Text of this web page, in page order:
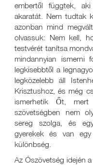
embertől függtek,
akaratát. Nem tudtak
azonban mind
olvassuk: Nem kell,
testvérét tanítsa
mindannyian ismerni
legkisebbtől a
legközelebb áll
Krisztushoz, és még
ismerhetik Őt,
szövetségben nem
sereg szolga, és
gyerekek és van
különbség.
Az Ószövetség idején